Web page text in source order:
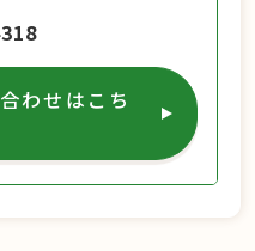
わせはこち